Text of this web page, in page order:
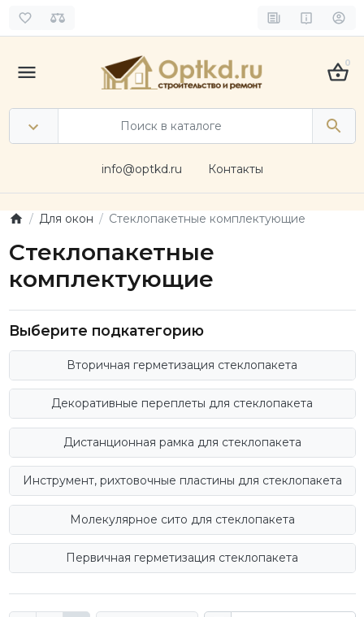
0
info@optkd.ru Контакты
Для окон Стеклопакетные комплектующие
Стеклопакетные
комплектующие
Выберите подкатегорию
Вторичная герметизация стеклопакета
Декоративные переплеты для стеклопакета
Дистанционная рамка для стеклопакета
Инструмент, рихтовочные пластины для стеклопакета
Молекулярное сито для стеклопакета
Первичная герметизация стеклопакета